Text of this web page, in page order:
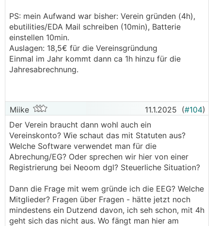
ABER ich denke das Ziel der Amortisation von unter
10 Jahren ist auf jedenfall gegeben, selbst mit einem
relativ großen Speicher von 22kWh.
Findet ihr in meinen Annahmen/Betrachtungen
grundlegende Fehler?
Macht ein 22kWh Speicher überhaupt Sinn?
Den Wirkungsgrad hab ich auch mal außen vor
gelassen, ich denke der Einfluss wird bei 10-15%
liegen, deckt sich das mit euren Erfahrungen?
Ich hoffe auf viele praktische Erfahrungen von euch!
😉
PS: mein Aufwand war bisher: Verein gründen (4h),
ebutilities/EDA Mail schreiben (10min), Batterie
einstellen 10min.
Auslagen: 18,5€ für die Vereinsgründung
Einmal im Jahr kommt dann ca 1h hinzu für die
Jahresabrechnung.
Miike 11.1.2025 (#104)
Der Verein braucht dann wohl auch ein
Vereinskonto? Wie schaut das mit Statuten aus?
Welche Software verwendet man für die
Abrechung/EG? Oder sprechen wir hier von einer
Registrierung bei Neoom dgl? Steuerliche Situation?
Dann die Frage mit wem gründe ich die EEG? Welche
Mitglieder? Fragen über Fragen - hätte jetzt noch
mindestens ein Dutzend davon, ich seh schon, mit 4h
geht sich das nicht aus. Wo fängt man hier am